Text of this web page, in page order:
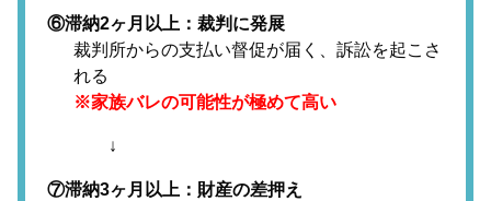
⑥滞納2ヶ月以上：裁判に発展
裁判所からの支払い督促が届く、訴訟を起こさ
れる
※家族バレの可能性が極めて高い
↓
⑦滞納3ヶ月以上：財産の差押え